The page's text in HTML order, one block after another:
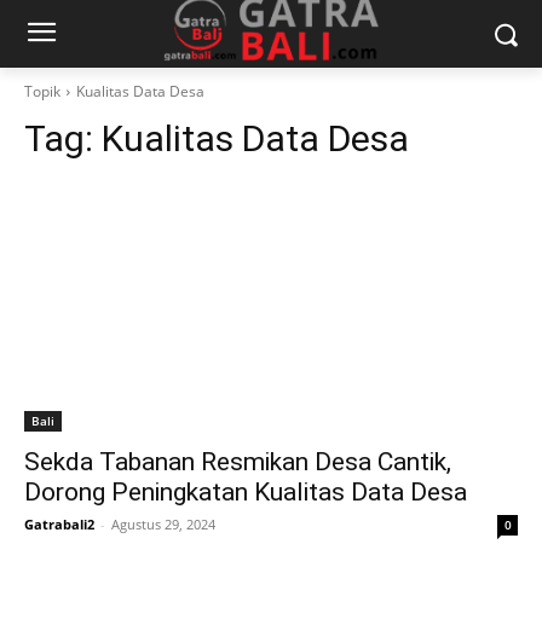
Topik Kualitas Data Desa
Tag: Kualitas Data Desa
Bali
Sekda Tabanan Resmikan Desa Cantik,
Dorong Peningkatan Kualitas Data Desa
Gatrabali2 - Agustus 29, 2024 0